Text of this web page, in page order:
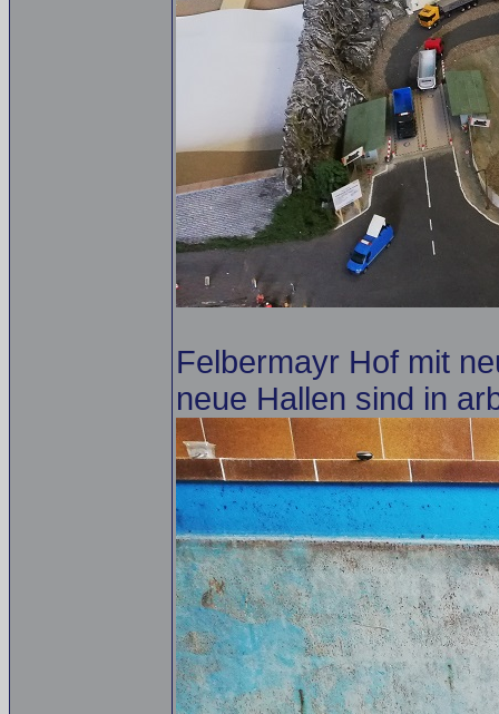
Felbermayr Hof mit
neue Hallen sind in